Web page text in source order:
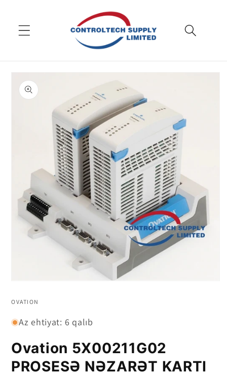
Məhsul
məlumatlarına
keçin
modalda
OVATION
Az ehtiyat: 6 qalıb
Ovation 5X00211G02
PROSESƏ NƏZARƏT KARTI